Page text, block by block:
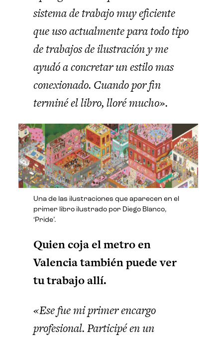
sistema de trabajo muy eficiente
que uso actualmente para todo tipo
de trabajos de ilustración y me
ayudó a concretar un estilo mas
conexionado. Cuando por fin
terminé el libro, lloré mucho».
Una de las ilustraciones que aparecen en el
primer libro ilustrado por Diego Blanco,
‘Pride’.
Quien coja el metro en
Valencia también puede ver
tu trabajo allí.
«Ese fue mi primer encargo
profesional. Participé en un